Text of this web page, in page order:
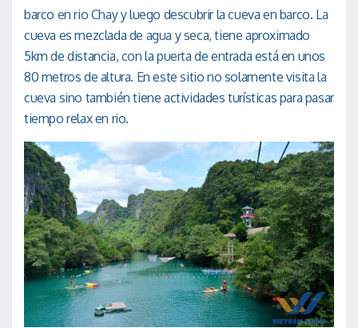
barco en rio Chay y luego descubrir la cueva en barco. La
cueva es mezclada de agua y seca, tiene aproximado
5km de distancia, con la puerta de entrada está en unos
80 metros de altura. En este sitio no solamente visita la
cueva sino también tiene actividades turísticas para pasar
tiempo relax en rio.